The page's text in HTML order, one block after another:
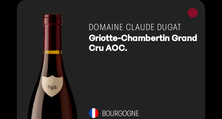
Vins
DOMAINE CLAUDE DUGAT
Griotte-Chambertin Grand
Cru AOC.
BOURGOGNE